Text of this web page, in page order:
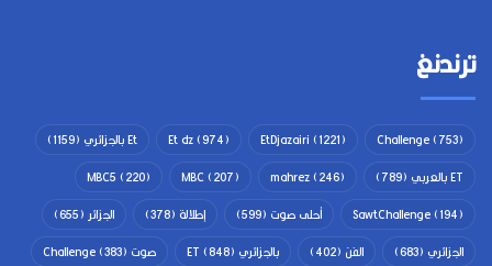
ترندنغ
Challenge(753)
EtDjazairi (1221)
Et dz(974) Et بالجزائري
(1159)
ET بالعربي
(789)
mahrez(246)
MBC(207)
MBC5 (220)
SawtChallenge(194) أحلى صوت (599) إطلالة (378) الجزائر (655)
الجزائري (683) الفن (402) بالجزائري ET (848) صوت Challenge (383)